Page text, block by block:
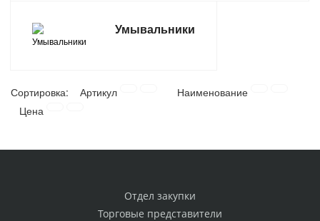
Умывальники
Сортировка: Артикул
Наименование
Цена
Отдел закупки
Торговые представители